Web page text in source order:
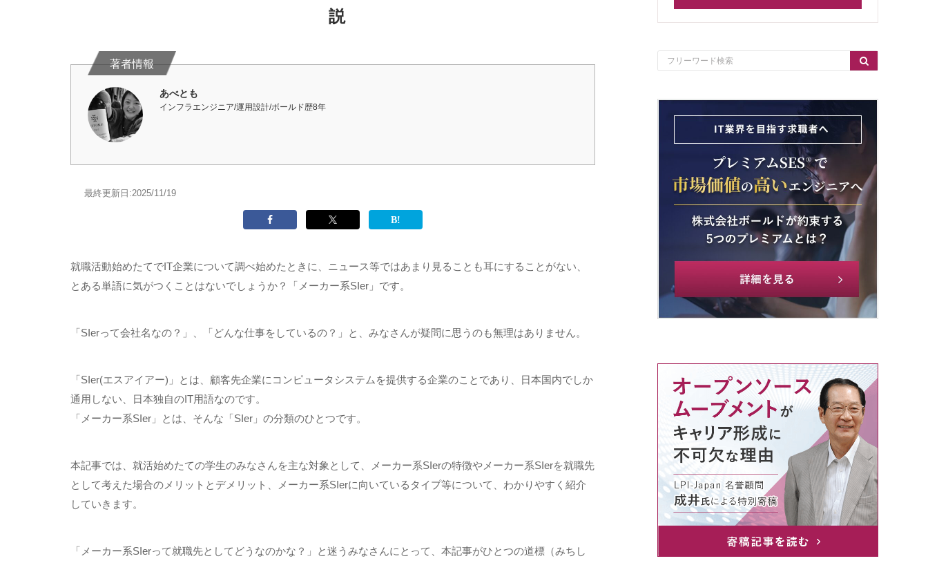
説
あべとも
インフラエンジニア/運用設計/ボールド歴8年
最終更新日:2025/11/19
就職活動始めたてでIT企業について調べ始めたときに、ニュース等ではあまり見ることも耳にすることがない、
とある単語に気がつくことはないでしょうか？「メーカー系SIer 」です。
「SIerって会社名なの？」、「どんな仕事をしているの？」と、みなさんが疑問に思うのも無理はありません。
「SIer(エスアイアー) 」とは、顧客先企業にコンピュータシステムを提供する企業のことであり、日本国内でしか
通用しない、日本独自のIT用語なのです。
「メーカー系SIer 」とは、そんな「SIer 」の分類のひとつです。
本記事では、就活始めたての学生のみなさんを主な対象として、メーカー系SIerの特徴やメーカー系SIerを就職先
として考えた場合のメリットとデメリット、メーカー系SIerに向いているタイプ等について、わかりやすく紹介
していきます。
「メーカー系SIerって就職先としてどうなのかな？」と迷うみなさんにとって、本記事がひとつの道標（みちし